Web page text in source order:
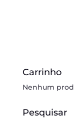
Carrinho
Nenhum
Pesquisar